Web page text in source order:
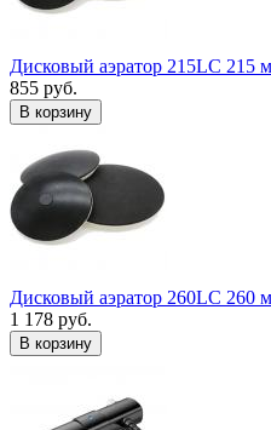
Дисковый аэратор 215LC 215
855 руб.
В корзину
Дисковый аэратор 260LC 260
1 178 руб.
В корзину